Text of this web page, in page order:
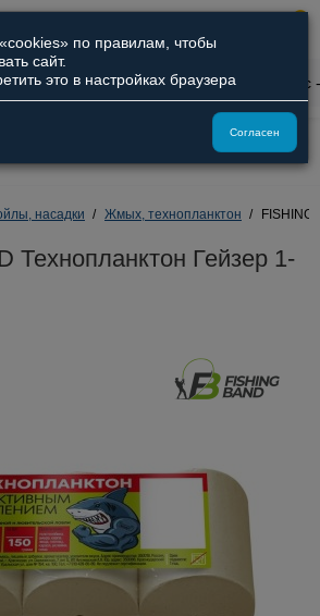
8 (800) 551-09-94
8 (929) 836-66-51
насадки Жмых, технопланктон FISHING
Технопланктон Гейзер 1-
Отзывы0 Вопрос
по правилам, чтобы
сайт.
это в настройках браузера
Согласен